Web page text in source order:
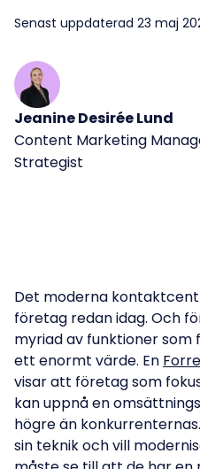
Industrier
Retail
Travel and Hospitality
Public Sector
Förbättra kapaciteten:
UtbildningOptimering
Conversational
Live Summary
Co-Pilot
Virtual Agent Suite
Quality Management
Case Management
Workforce Management
Whitepaper
ROI Calculator
ROI Calculator
Events & webinarier.
Om oss
Login
and start improving
Start
Senast uppdaterad 23 maj
Jeanine Desirée Lund
Content Marketing
Strategist
Det moderna
företag redan idag. Och
myriad av funktioner som
ett enormt värde. En
visar att företag som
kan uppnå en
högre än
sin teknik och vill